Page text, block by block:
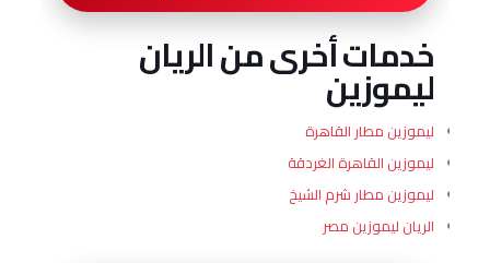
خدمات أخرى من الريان
ليموزين
ليموزين مطار القاهرة
ليموزين القاهرة الغردقة
ليموزين مطار شرم الشيخ
الريان ليموزين مصر